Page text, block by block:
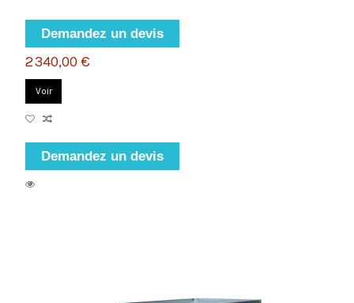
Demandez un devis
2 340,00 €
Voir
Demandez un devis